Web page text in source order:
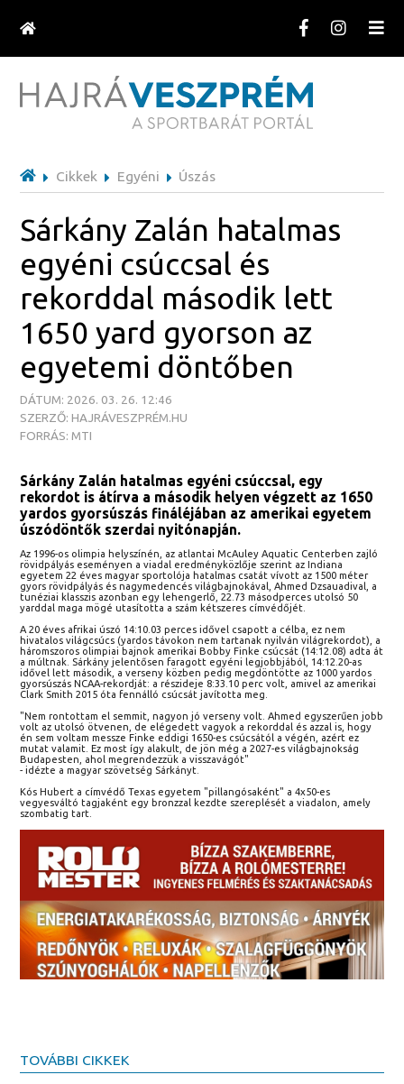
Cikkek Egyéni Úszás
Sárkány Zalán hatalmas
egyéni csúccsal és
rekorddal második lett
1650 yard gyorson az
egyetemi döntőben
DÁTUM: 2026. 03. 26. 12:46
SZERZŐ: HAJRÁVESZPRÉM.HU
FORRÁS: MTI
Sárkány Zalán hatalmas egyéni csúccsal, egy
rekordot is átírva a második helyen végzett az 1650
yardos gyorsúszás fináléjában az amerikai egyetem
úszódöntők szerdai nyitónapján.
Az 1996-os olimpia helyszínén, az atlantai McAuley Aquatic Centerben zajló
rövidpályás eseményen a viadal eredményközlője szerint az Indiana
egyetem 22 éves magyar sportolója hatalmas csatát vívott az 1500 méter
gyors rövidpályás és nagymedencés világbajnokával, Ahmed Dzsauadival, a
tunéziai klasszis azonban egy lehengerlő, 22.73 másodperces utolsó 50
yarddal maga mögé utasította a szám kétszeres címvédőjét.
A 20 éves afrikai úszó 14:10.03 perces idővel csapott a célba, ez nem
hivatalos világcsúcs (yardos távokon nem tartanak nyilván világrekordot), a
háromszoros olimpiai bajnok amerikai Bobby Finke csúcsát (14:12.08) adta át
a múltnak. Sárkány jelentősen faragott egyéni legjobbjából, 14:12.20-as
idővel lett második, a verseny közben pedig megdöntötte az 1000 yardos
gyorsúszás NCAA-rekordját: a részideje 8:33.10 perc volt, amivel az amerikai
Clark Smith 2015 óta fennálló csúcsát javította meg.
"Nem rontottam el semmit, nagyon jó verseny volt. Ahmed egyszerűen jobb
volt az utolsó ötvenen, de elégedett vagyok a rekorddal és azzal is, hogy
én sem voltam messze Finke eddigi 1650-es csúcsától a végén, azért ez
mutat valamit. Ez most így alakult, de jön még a 2027-es világbajnokság
Budapesten, ahol megrendezzük a visszavágót"
- idézte a magyar szövetség Sárkányt.
Kós Hubert a címvédő Texas egyetem "pillangósaként" a 4x50-es
vegyesváltó tagjaként egy bronzzal kezdte szereplését a viadalon, amely
szombatig tart.
TOVÁBBI CIKKEK